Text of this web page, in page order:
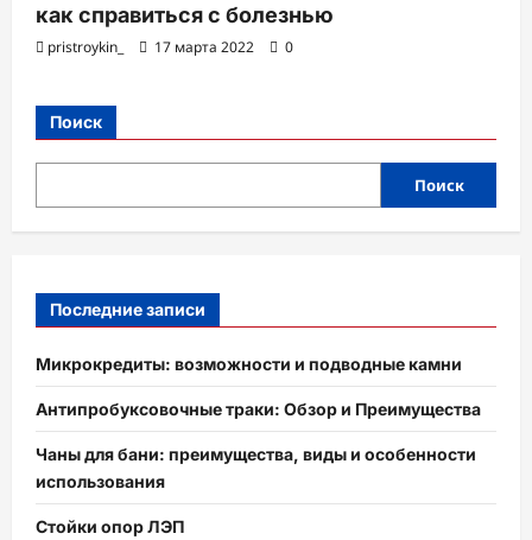
как справиться с болезнью
pristroykin_ 17 марта 2022 0
Поиск
Поиск
Последние записи
Микрокредиты: возможности и подводные камни
Антипробуксовочные траки: Обзор и Преимущества
Чаны для бани: преимущества, виды и особенности
использования
Стойки опор ЛЭП